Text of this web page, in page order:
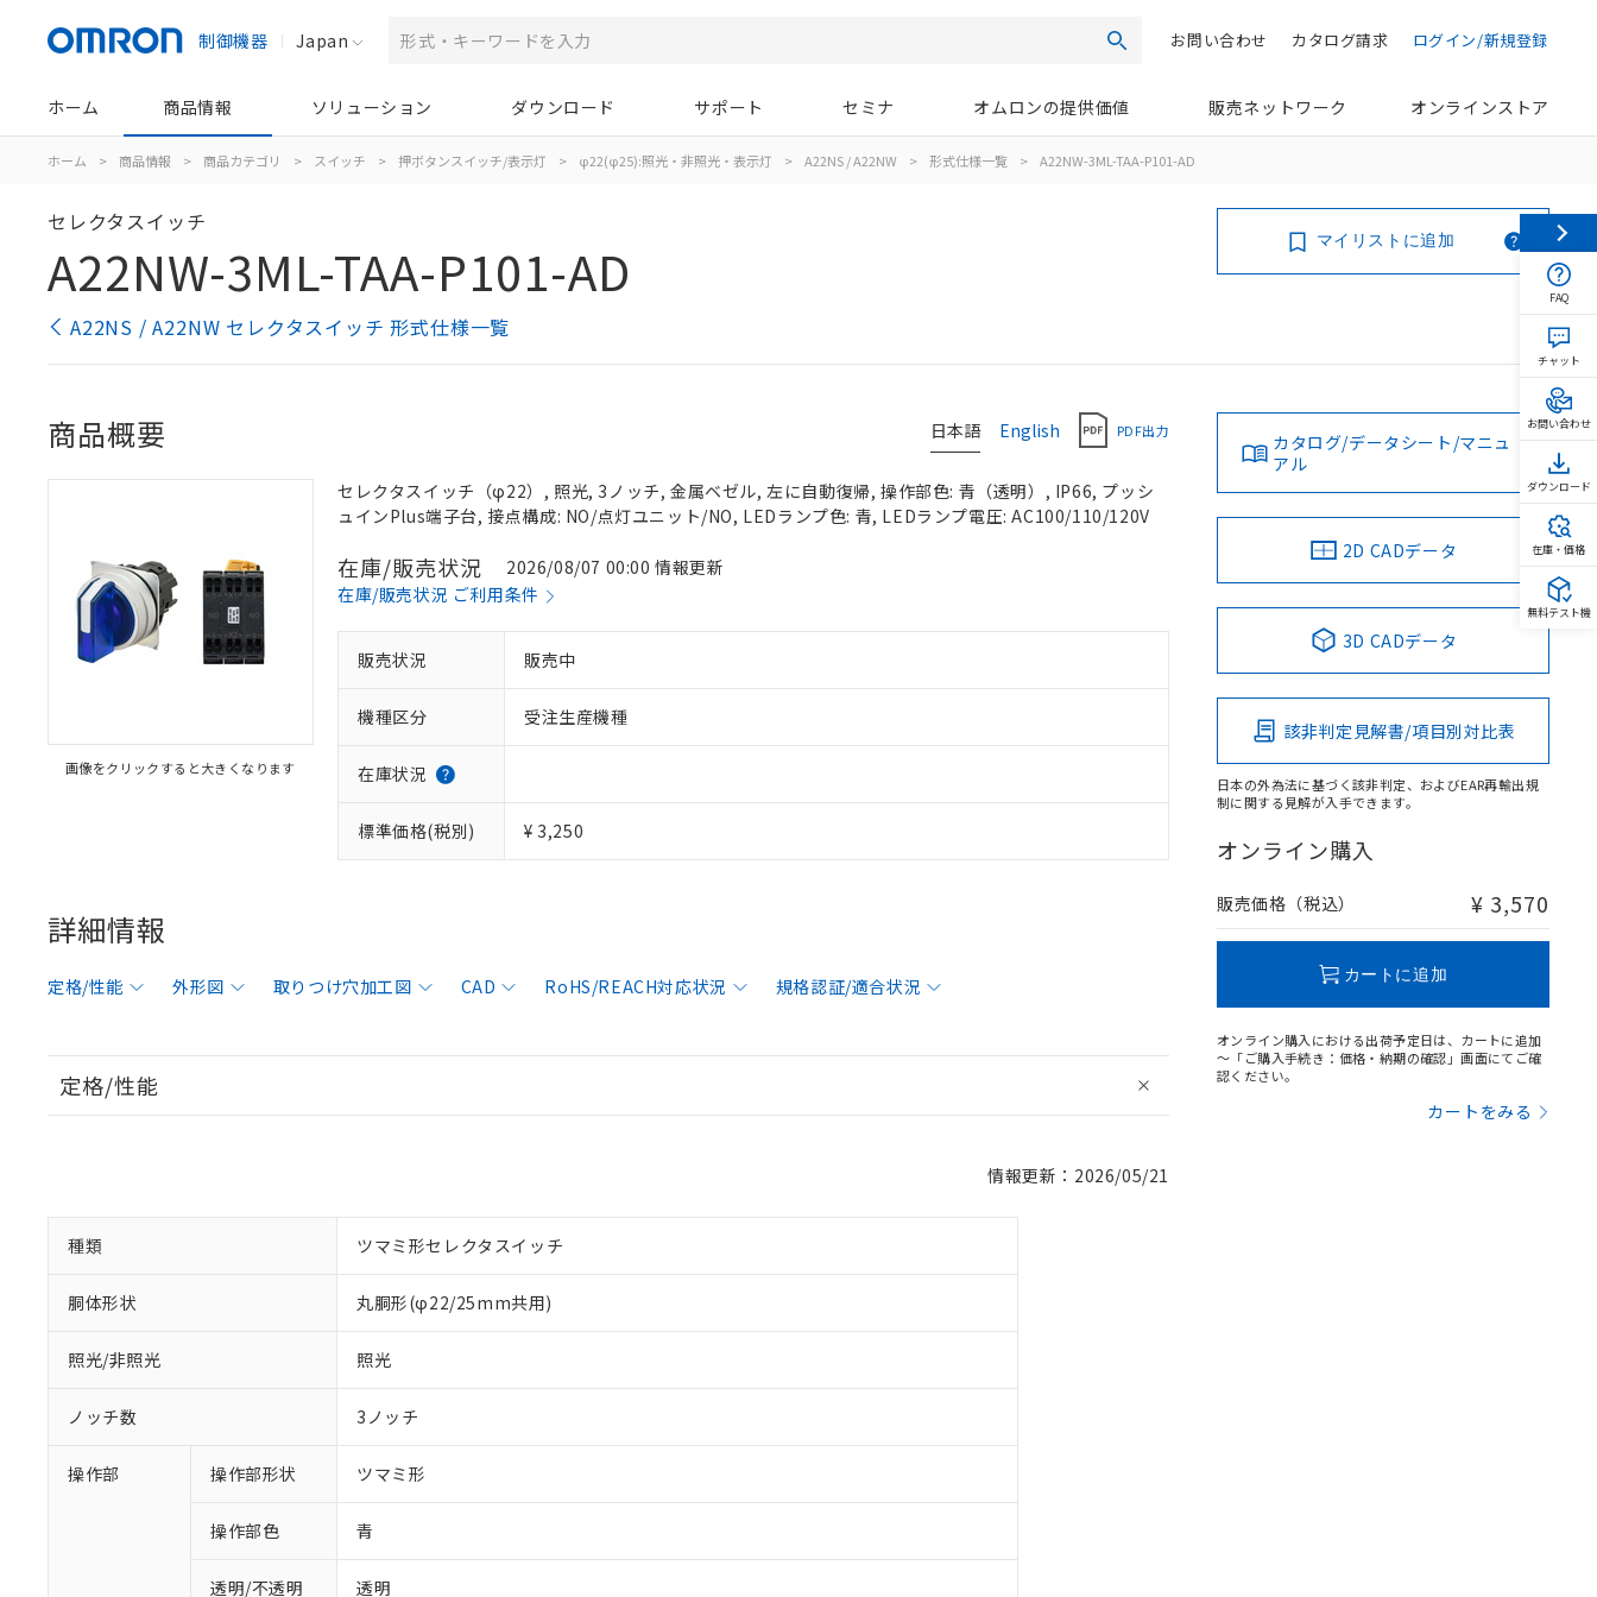
制御機器 Japan 検索 ログイン/新規登録
カタログ請求
お問い合わせ
ホーム 商品情報 ソリューション ダウンロード サポート セミナ オムロンの提供価値 販売ネットワーク オンラインストア
ホーム > 商品情報 > 商品カテゴリ > スイッチ > 押ボタンスイッチ/表示灯 > φ22(φ25):照光・非照光・表示灯 > A22NS / A22NW > 形式仕様一覧 > A22NW-3ML-TAA-P101-AD
セレクタスイッチ
A22NW-3ML-TAA-P101-AD
A22NS / A22NW セレクタスイッチ 形式仕様一覧
マイリストに追加
日本語 English PDF出力
商品概要
画像をクリックすると大きくなります
セレクタスイッチ（φ22）, 照光, 3ノッチ, 金属ベゼル, 左に自動復帰, 操作部色: 青（透明）, IP66, プッシ
ュインPlus端子台, 接点構成: NO/点灯ユニット/NO, LEDランプ色: 青, LEDランプ電圧: AC100/110/120V
在庫/販売状況
2026/08/07 00:00 情報更新
在庫/販売状況 ご利用条件
販売状況 販売中
機種区分 受注生産機種
在庫状況
標準価格(税別) ¥ 3,250
詳細情報
定格/性能 外形図 取りつけ穴加工図 CAD RoHS/REACH対応状況 規格認証/適合状況
定格/性能
情報更新：2026/05/21
種類 ツマミ形セレクタスイッチ
胴体形状 丸胴形(φ22/25mm共用)
照光/非照光 照光
ノッチ数 3ノッチ
操作部 操作部形状 ツマミ形
操作部色 青
透明/不透明 透明
カタログ/データシート/マニュ
アル
2D CADデータ
3D CADデータ
該非判定見解書/項目別対比表
日本の外為法に基づく該非判定、およびEAR再輸出規
制に関する見解が入手できます。
オンライン購入
販売価格（税込） ¥ 3,570
カートに追加
オンライン購入における出荷予定日は、カートに追加
～「ご購入手続き：価格・納期の確認」画面にてご確
認ください。
カートをみる
FAQ
チャット
お問い合わせ
ダウンロード
在庫・価格
無料テスト機